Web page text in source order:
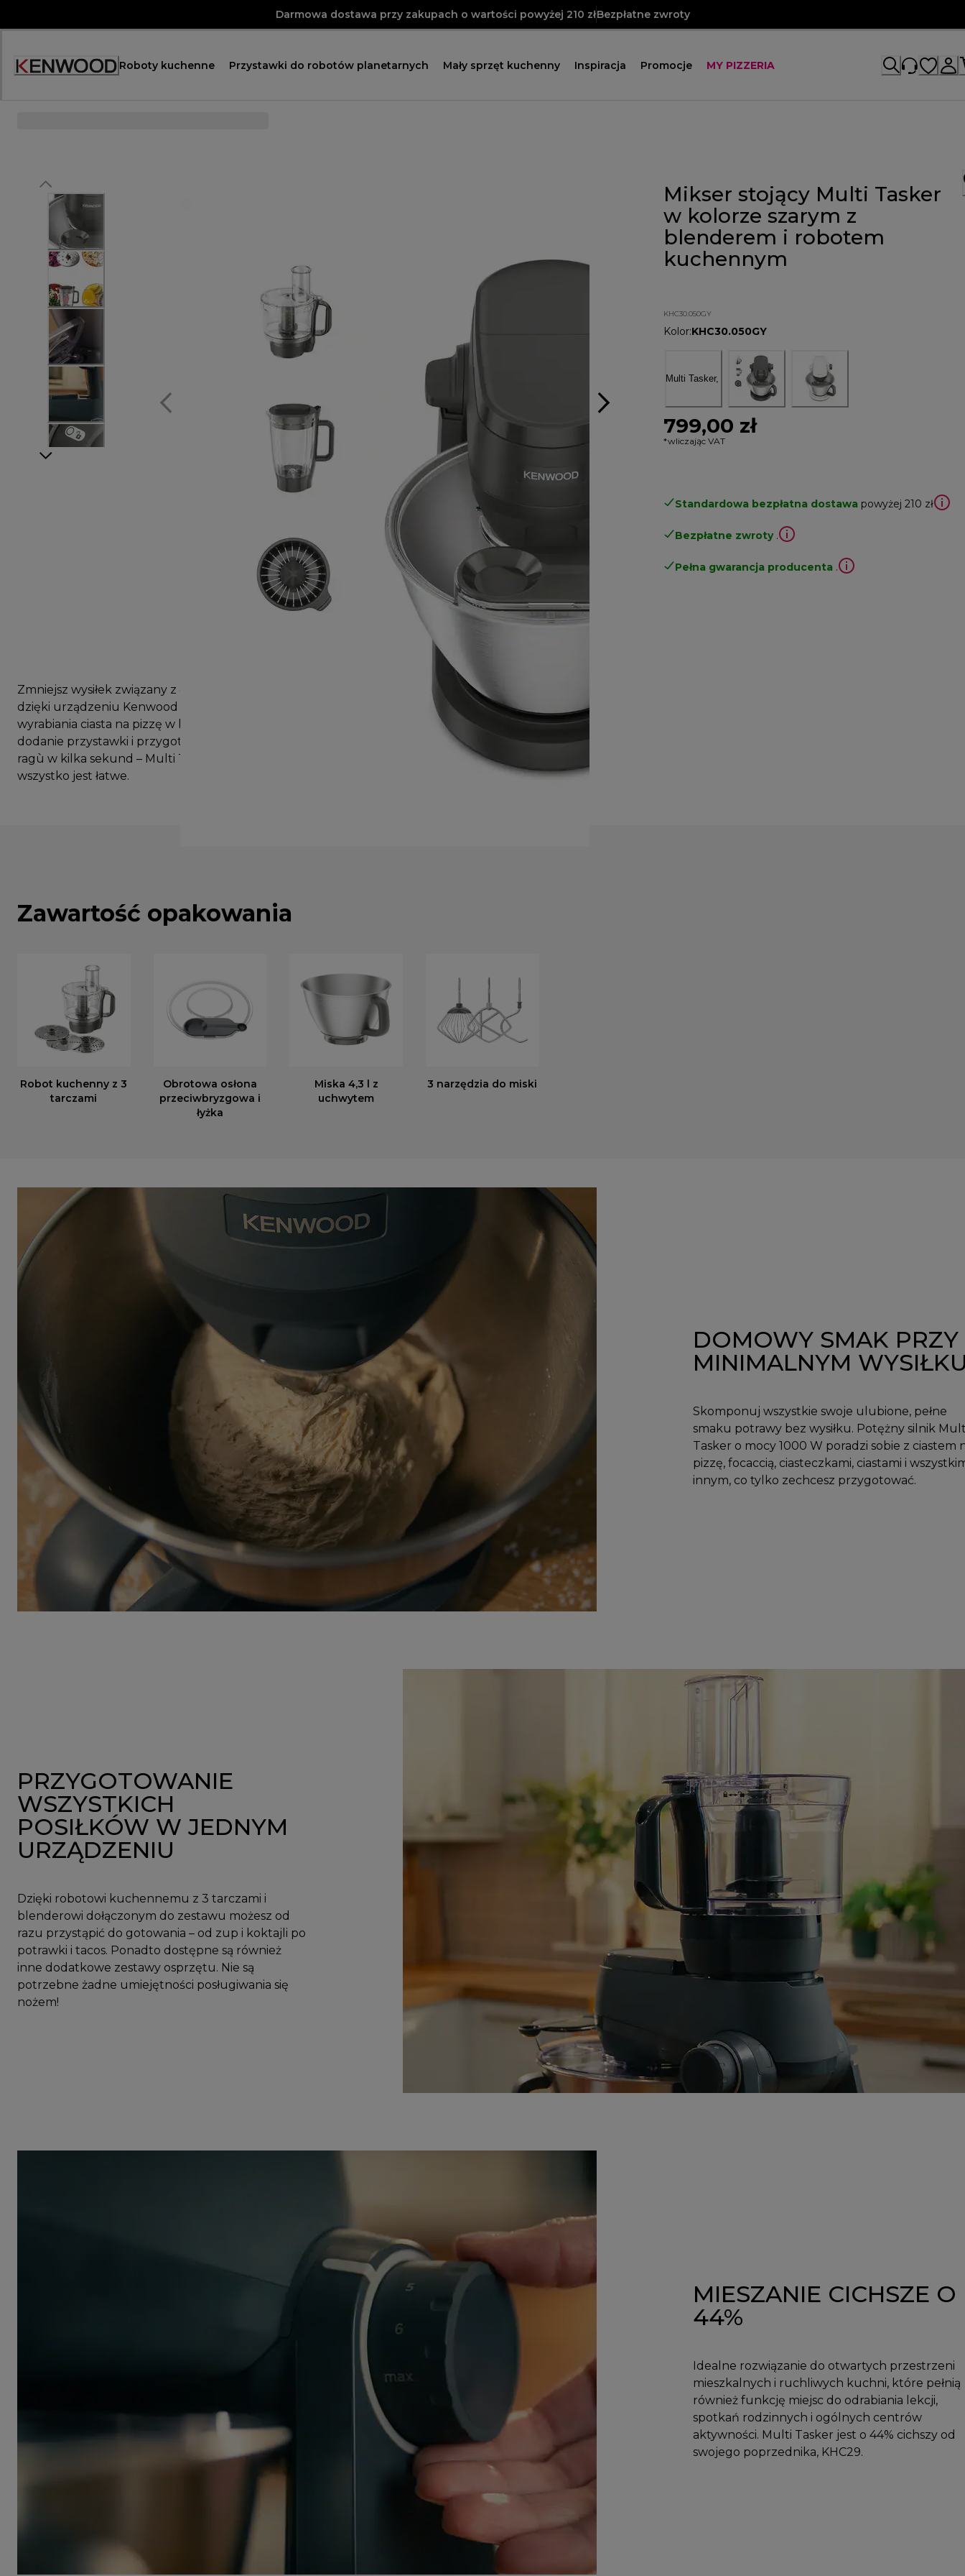
Darmowa dostawa przy zakupach o wartości powyżej 210 złBezpłatne zwroty
Roboty kuchenne Przystawki do robotów planetarnych Mały sprzęt kuchenny Inspiracja Promocje MY PIZZERIA
Mikser stojący Multi Tasker
w kolorze szarym z
blenderem i robotem
kuchennym
KHC30.050GY
Kolor:KHC30.050GY
799,00 zł
*wliczając VAT
Standardowa bezpłatna dostawa powyżej 210 zł
Bezpłatne zwroty .
Pełna gwarancja producenta .
Zmniejsz wysiłek związany z gotowaniem w domu
dzięki urządzeniu Kenwood Multi Tasker. Od
wyrabiania ciasta na pizzę w kilka minut po
dodanie przystawki i przygotowanie pysznego
ragù w kilka sekund – Multi Tasker sprawia, że
wszystko jest łatwe.
Zawartość opakowania
Robot kuchenny z 3
tarczami
Obrotowa osłona
przeciwbryzgowa i
łyżka
Miska 4,3 l z
uchwytem
3 narzędzia do miski
DOMOWY SMAK PRZY
MINIMALNYM
Skomponuj wszystkie swoje ulubione, pełne
smaku potrawy bez wysiłku. Potężny silnik
Tasker o mocy 1000 W poradzi sobie z ciastem
pizzę, focaccią, ciasteczkami, ciastami i
innym, co tylko zechcesz przygotować.
PRZYGOTOWANIE
WSZYSTKICH
POSIŁKÓW W JEDNYM
URZĄDZENIU
Dzięki robotowi kuchennemu z 3 tarczami i
blenderowi dołączonym do zestawu możesz od
razu przystąpić do gotowania – od zup i koktajli po
potrawki i tacos. Ponadto dostępne są również
inne dodatkowe zestawy osprzętu. Nie są
potrzebne żadne umiejętności posługiwania się
nożem!
MIESZANIE CICHSZE O
44%
Idealne rozwiązanie do otwartych przestrzeni
mieszkalnych i ruchliwych kuchni, które pełnią
również funkcję miejsc do odrabiania lekcji,
spotkań rodzinnych i ogólnych centrów
aktywności. Multi Tasker jest o 44% cichszy od
swojego poprzednika, KHC29.